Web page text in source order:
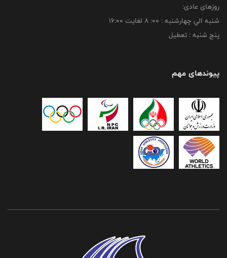
روزهای عادی:
شنبه الي چهارشنبه : 00: 8 لغايت 16:00
پنج شنبه : تعطیل
پیوندهای مهم